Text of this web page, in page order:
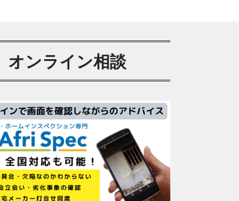
オンライン相談